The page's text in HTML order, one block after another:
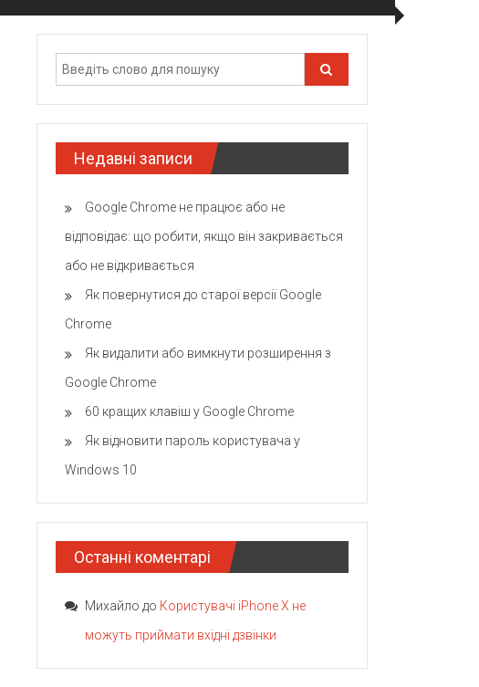
Недавні записи
Google Chrome не працює або не
відповідає: що робити, якщо він закривається
або не відкривається
Як повернутися до старої версії Google
Chrome
Як видалити або вимкнути розширення з
Google Chrome
60 кращих клавіш у Google Chrome
Як відновити пароль користувача у
Windows 10
Останні коментарі
Михайло до Користувачі iPhone X не
можуть приймати вхідні дзвінки